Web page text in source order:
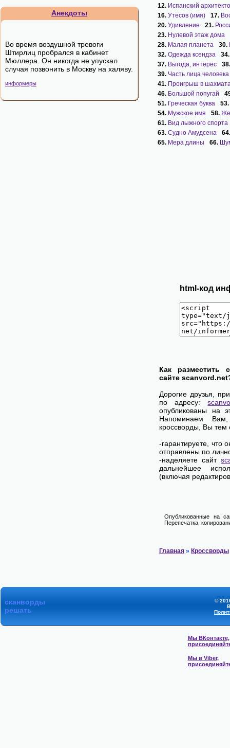
Анекдоты
Во время воздушной тревоги
Штирлиц пробрался в кабинет
Мюллера. Он никогда не упускал
случая позвонить в Москву на халяву.
информеры
12. Испанский
16. Утесов (имя) 17.
20. Удивление 21.
23. Нулевой этаж дома
28. Малая планета 30.
32. Одежда ксендза
37. Выгода, интерес
39. Часть лица человека
41. Проигрыш в
46. Большой попугай
51. Греческая буква
53.
54. Мужское имя 58.
61. Вид лыжного спорта
63. Судно Амудсена
65. Мера длины 66.
html-код
Как разместить
сайте
Дорогие друзья,
по адресу:
опубликованы на
Напоминаем
кроссворды, Вы
-гарантируете, что
отправлены по
-наделяете сайт
дальнейшее
(включая
Опубликованные на
Перепечатка,
Главная » Кроссворды
сканворды
решать
©
Мы ВКонтакте,
Мы в Viber,